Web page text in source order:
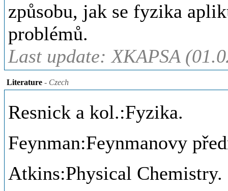
způsobu, jak se fyzika
problémů.
Last update: XKAPSA
Literature - Czech
Resnick a kol.:Fyzika.
Feynman:Feynmanovy
Atkins:Physical Chemistry.